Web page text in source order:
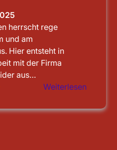
herrscht rege
und am
Hier entsteht in
mit der Firma
aus…
Weiterlesen
Notstrom